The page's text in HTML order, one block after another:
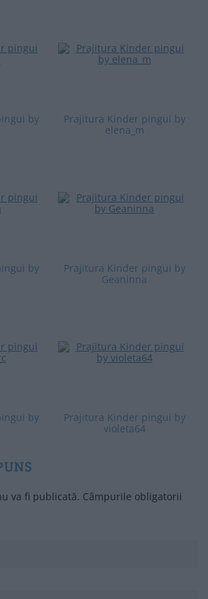
by
Prajitura Kinder pingui by
elena_m
by
Prajitura Kinder pingui by
Geaninna
by
Prajitura Kinder pingui by
violeta64
va fi publicată. Câmpurile obligatorii